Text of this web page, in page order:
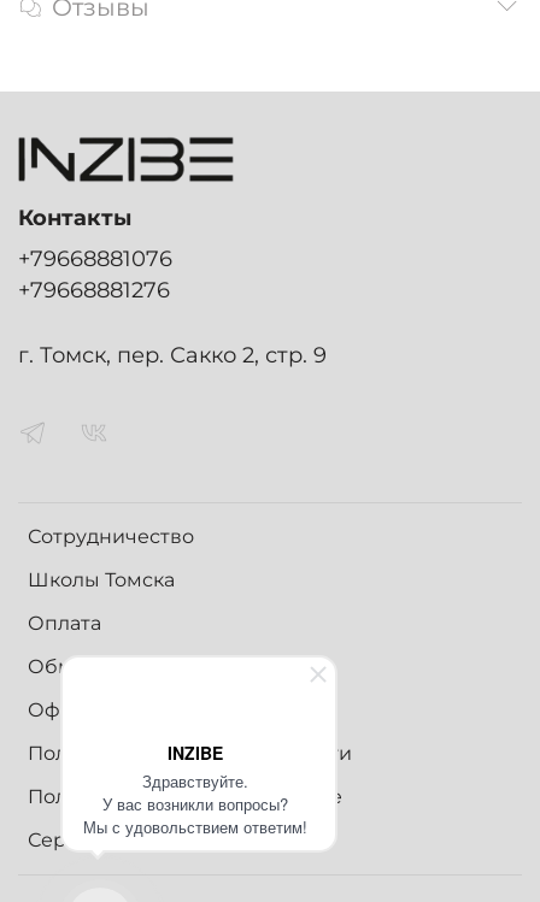
INZIBE
Здравствуйте.
У вас возникли вопросы?
Мы с удовольствием ответим!
Отзывы
Сотрудничество
Школы Томска
Оплата
Обмен и возврат
Оферта
Политика конфиденциальности
Пользовательское соглашение
Сертификаты
Контакты
+79668881076
+79668881276
г. Томск, пер. Сакко 2, стр. 9